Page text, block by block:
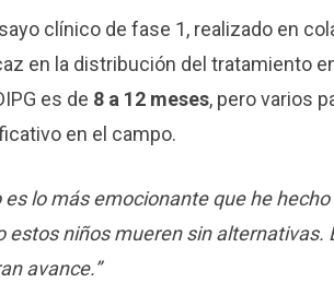
clínico de fase 1, realizado en
en la distribución del tratamiento
es de 8 a 12 meses, pero varios
en el campo.
es lo más emocionante que he
estos niños mueren sin alternativas.
avance.”